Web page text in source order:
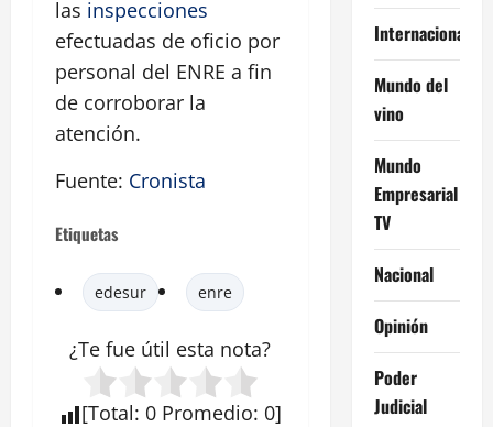
las inspecciones
efectuadas de oficio por
personal del ENRE a fin
de corroborar la
atención.
Fuente: Cronista
Etiquetas
edesur enre
¿Te fue útil esta nota?
[Total: 0 Promedio: 0]
Internacional
Mundo del
vino
Mundo
Empresarial
TV
Nacional
Opinión
Poder
Judicial